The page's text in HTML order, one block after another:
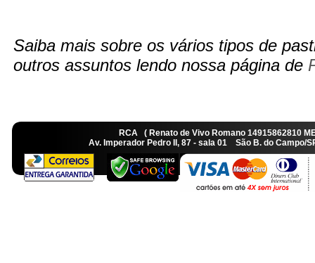
Saiba mais sobre os vários tipos de
outros assuntos lendo nossa página de
RCA ( Renato de Vivo Romano
Av. Imperador Pedro II, 87 - sala 01 São B. do